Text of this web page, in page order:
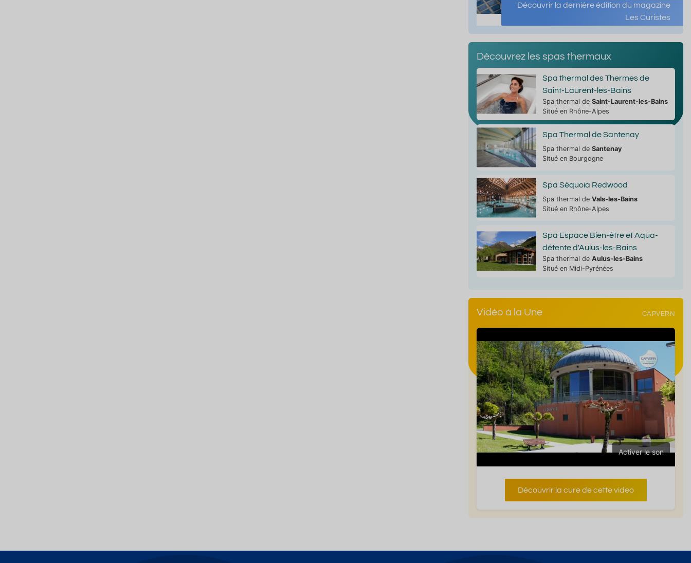
Découvrir la dernière édition du magazine
Les Curistes
Découvrez les spas thermaux
Spa thermal des Thermes de
Saint-Laurent-les-Bains
Spa thermal de Saint-Laurent-les-Bains
Situé en Rhône-Alpes
Spa Thermal de Santenay
Spa thermal de Santenay
Situé en Bourgogne
Spa Séquoia Redwood
Spa thermal de Vals-les-Bains
Situé en Rhône-Alpes
Spa Espace Bien-être et Aqua-
détente d'Aulus-les-Bains
Spa thermal de Aulus-les-Bains
Situé en Midi-Pyrénées
Vidéo à la Une CAPVERN
Activer le son
Découvrir la cure de cette video